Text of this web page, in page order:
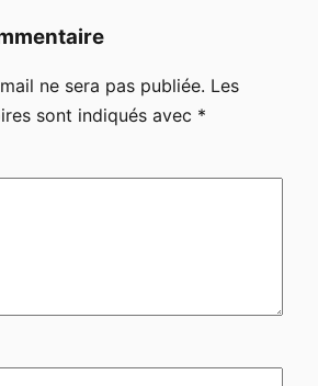
ne sera pas publiée. Les
sont indiqués avec *